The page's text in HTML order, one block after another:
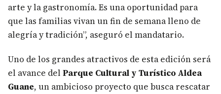
arte y la gastronomía. Es una oportunidad para
que las familias vivan un fin de semana lleno de
alegría y tradición”, aseguró el mandatario.
Uno de los grandes atractivos de esta edición será
el avance del Parque Cultural y Turístico Aldea
Guane, un ambicioso proyecto que busca rescatar